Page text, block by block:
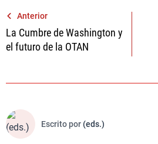
Navegación
de
entradas
Anterior
La Cumbre de Washington y
el futuro de la OTAN
Escrito por (eds.)